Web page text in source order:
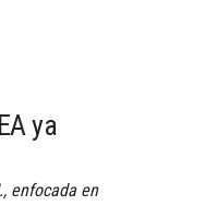
ya
enfocada en